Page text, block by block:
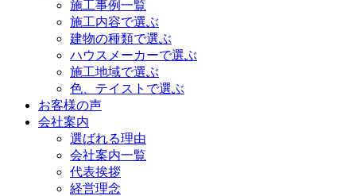
施工事例一覧
施工内容で選ぶ
建物の種類で選ぶ
ハウスメーカーで選ぶ
施工地域で選ぶ
色、テイストで選ぶ
お客様の声
会社案内
選ばれる理由
会社案内一覧
代表挨拶
経営理念